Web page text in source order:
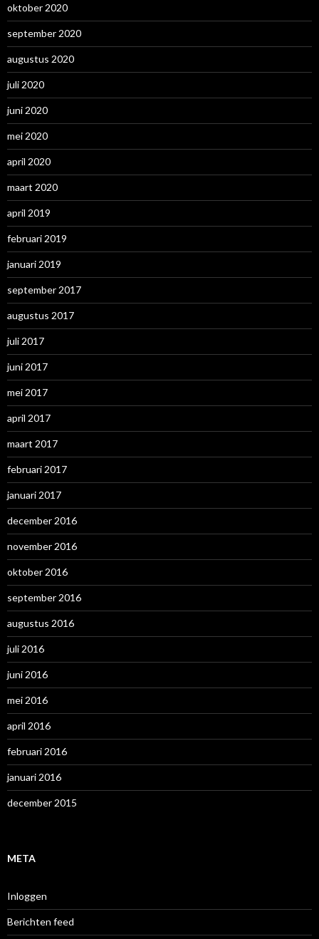
oktober 2020
september 2020
augustus 2020
juli 2020
juni 2020
mei 2020
april 2020
maart 2020
april 2019
februari 2019
januari 2019
september 2017
augustus 2017
juli 2017
juni 2017
mei 2017
april 2017
maart 2017
februari 2017
januari 2017
december 2016
november 2016
oktober 2016
september 2016
augustus 2016
juli 2016
juni 2016
mei 2016
april 2016
februari 2016
januari 2016
december 2015
META
Inloggen
Berichten feed